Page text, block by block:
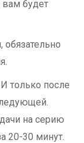
будет
только после
на серию
20-30 минут.